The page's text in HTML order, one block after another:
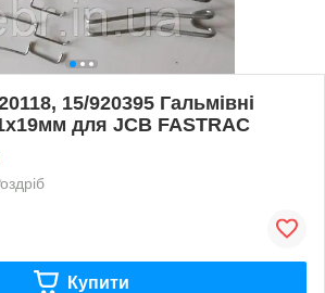
15/920395 Гальмівні
для JCB FASTRAC
Купити